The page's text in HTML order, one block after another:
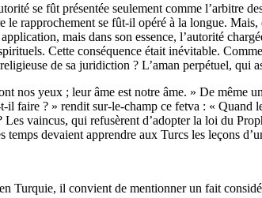
se fût présentée seulement comme l’arbitre
rapprochement se fût-il opéré à la longue.
mais dans son essence, l’autorité
Cette conséquence était inévitable.
de sa juridiction ? L’aman perpétuel,
nos yeux ; leur âme est notre âme. » De même
faire ? » rendit sur-le-champ ce fetva : « Quand
vaincus, qui refusèrent d’adopter la loi du
devaient apprendre aux Turcs les leçons
Turquie, il convient de mentionner un fait